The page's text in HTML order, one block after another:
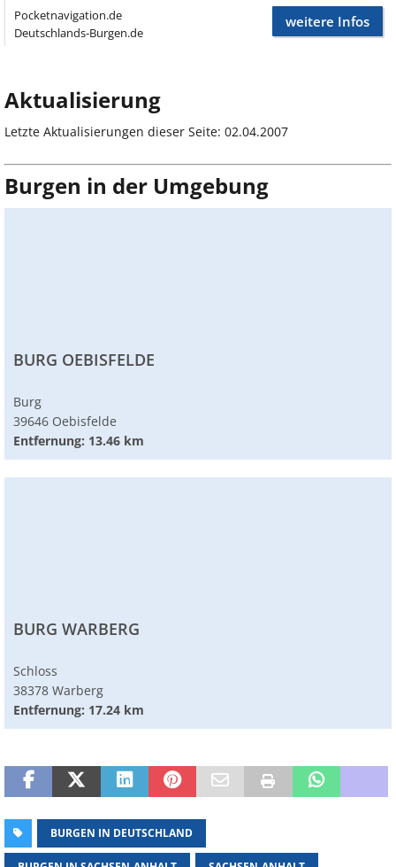
Pocketnavigation.de
Deutschlands-Burgen.de
weitere Infos
Aktualisierung
Letzte Aktualisierungen dieser Seite: 02.04.2007
Burgen in der Umgebung
BURG OEBISFELDE
Burg
39646 Oebisfelde
Entfernung: 13.46 km
BURG WARBERG
Schloss
38378 Warberg
Entfernung: 17.24 km
BURGEN IN DEUTSCHLAND